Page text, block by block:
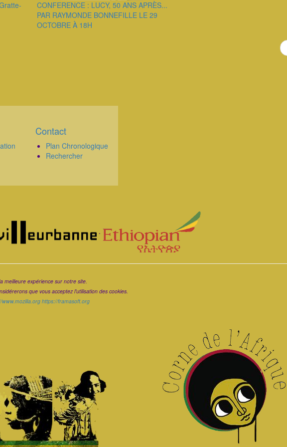
CONFERENCE : LUCY, 50 ANS APRÈS...
PAR RAYMONDE BONNEFILLE LE 29
OCTOBRE À 18H
Corps
Contact
Plan Chronologique
Rechercher
.
meilleure expérience sur notre site.
que vous acceptez l'utilisation des cookies.
www.mozilla.org https://framasoft.org